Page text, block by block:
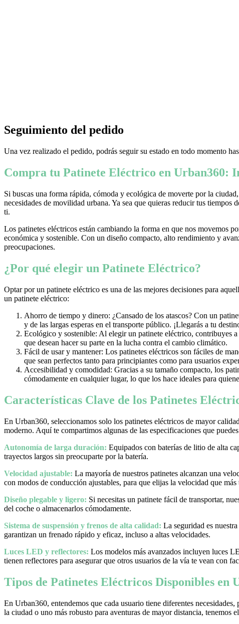
Seguimiento del pedido
Una vez realizado el pedido, podrás seguir su estado en todo momento
Compra tu Patinete Eléctrico en Urban360:
Si buscas una forma rápida, cómoda y ecológica de moverte por la
necesidades de movilidad urbana. Ya sea que quieras reducir tus
ti.
Los patinetes eléctricos están cambiando la forma en que nos movemos
económica y sostenible. Con un diseño compacto, alto rendimiento y
preocupaciones.
¿Por qué elegir un Patinete Eléctrico?
Optar por un patinete eléctrico es una de las mejores decisiones para
un patinete eléctrico:
Ahorro de tiempo y dinero: ¿Cansado de los atascos? Con un
y de las largas esperas en el transporte público. ¡Llegarás a tu
Ecológico y sostenible: Al elegir un patinete eléctrico, contribuyes
que desean hacer su parte en la lucha contra el cambio climático.
Fácil de usar y mantener: Los patinetes eléctricos son fáciles de
que sean perfectos tanto para principiantes como para usuarios
Accesibilidad y comodidad: Gracias a su tamaño compacto, los
cómodamente en cualquier lugar, lo que los hace ideales para
Características Clave de los Patinetes
En Urban360, seleccionamos solo los patinetes eléctricos de mayor
moderno. Aquí te compartimos algunas de las especificaciones que
Autonomía de larga duración: Equipados con baterías de litio de alta
trayectos largos sin preocuparte por la batería.
Velocidad ajustable: La mayoría de nuestros patinetes alcanzan una
con modos de conducción ajustables, para que elijas la velocidad que más
Diseño plegable y ligero: Si necesitas un patinete fácil de transportar,
del coche o almacenarlos cómodamente.
Sistema de suspensión y frenos de alta calidad: La seguridad es
garantizan un frenado rápido y eficaz, incluso a altas velocidades.
Luces LED y reflectores: Los modelos más avanzados incluyen luces
tienen reflectores para asegurar que otros usuarios de la vía te vean con
Tipos de Patinetes Eléctricos Disponibles en
En Urban360, entendemos que cada usuario tiene diferentes
la ciudad o uno más robusto para aventuras de mayor distancia, tenemos